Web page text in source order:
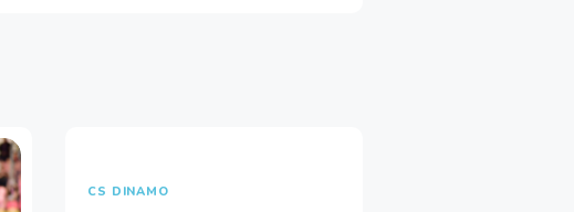
CS DINAMO